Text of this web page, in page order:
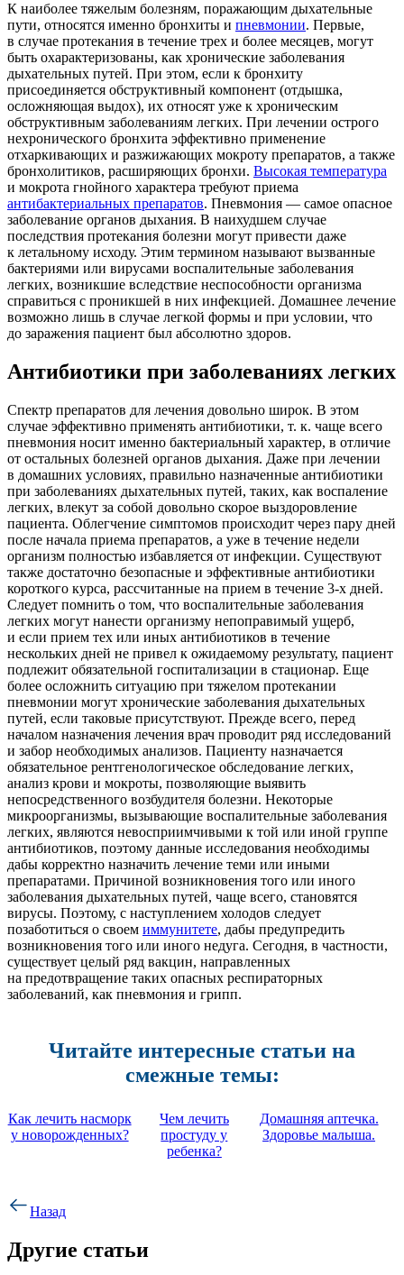
К наиболее тяжелым болезням, поражающим дыхательные
пути, относятся именно бронхиты и пневмонии. Первые,
в случае протекания в течение трех и более месяцев, могут
быть охарактеризованы, как хронические заболевания
дыхательных путей. При этом, если к бронхиту
присоединяется обструктивный компонент (отдышка,
осложняющая выдох), их относят уже к хроническим
обструктивным заболеваниям легких. При лечении острого
нехронического бронхита эффективно применение
отхаркивающих и разжижающих мокроту препаратов, а также
бронхолитиков, расширяющих бронхи. Высокая температура
и мокрота гнойного характера требуют приема
антибактериальных препаратов. Пневмония — самое опасное
заболевание органов дыхания. В наихудшем случае
последствия протекания болезни могут привести даже
к летальному исходу. Этим термином называют вызванные
бактериями или вирусами воспалительные заболевания
легких, возникшие вследствие неспособности организма
справиться с проникшей в них инфекцией. Домашнее лечение
возможно лишь в случае легкой формы и при условии, что
до заражения пациент был абсолютно здоров.
Антибиотики при заболеваниях легких
Спектр препаратов для лечения довольно широк. В этом
случае эффективно применять антибиотики, т. к. чаще всего
пневмония носит именно бактериальный характер, в отличие
от остальных болезней органов дыхания. Даже при лечении
в домашних условиях, правильно назначенные антибиотики
при заболеваниях дыхательных путей, таких, как воспаление
легких, влекут за собой довольно скорое выздоровление
пациента. Облегчение симптомов происходит через пару дней
после начала приема препаратов, а уже в течение недели
организм полностью избавляется от инфекции. Существуют
также достаточно безопасные и эффективные антибиотики
короткого курса, рассчитанные на прием в течение 3-х дней.
Следует помнить о том, что воспалительные заболевания
легких могут нанести организму непоправимый ущерб,
и если прием тех или иных антибиотиков в течение
нескольких дней не привел к ожидаемому результату, пациент
подлежит обязательной госпитализации в стационар. Еще
более осложнить ситуацию при тяжелом протекании
пневмонии могут хронические заболевания дыхательных
путей, если таковые присутствуют. Прежде всего, перед
началом назначения лечения врач проводит ряд исследований
и забор необходимых анализов. Пациенту назначается
обязательное рентгенологическое обследование легких,
анализ крови и мокроты, позволяющие выявить
непосредственного возбудителя болезни. Некоторые
микроорганизмы, вызывающие воспалительные заболевания
легких, являются невосприимчивыми к той или иной группе
антибиотиков, поэтому данные исследования необходимы
дабы корректно назначить лечение теми или иными
препаратами. Причиной возникновения того или иного
заболевания дыхательных путей, чаще всего, становятся
вирусы. Поэтому, с наступлением холодов следует
позаботиться о своем иммунитете, дабы предупредить
возникновения того или иного недуга. Сегодня, в частности,
существует целый ряд вакцин, направленных
на предотвращение таких опасных респираторных
заболеваний, как пневмония и грипп.
Читайте интересные статьи на
смежные темы:
Как лечить насморк
у новорожденных?
Чем лечить
простуду у
ребенка?
Домашняя аптечка.
Здоровье малыша.
Назад
Другие статьи